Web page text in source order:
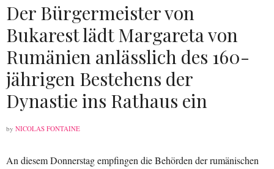
Der Bürgermeister von
Bukarest lädt Margareta von
Rumänien anlässlich des 160-
jährigen Bestehens der
Dynastie ins Rathaus ein
by NICOLAS FONTAINE
An diesem Donnerstag empfingen die Behörden der rumänischen